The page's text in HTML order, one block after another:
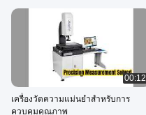
00:12
เครื่องวัดความแม่นยำสำหรับการ
ควบคุมคุณภาพ